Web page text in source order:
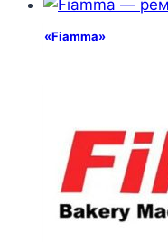
«Fiamma»